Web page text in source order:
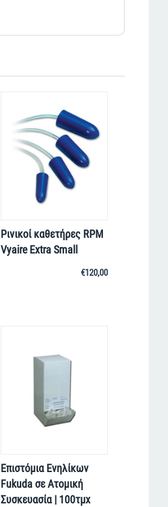
Ρινικοί καθετήρες RPM
Vyaire Extra Small
€120,00
Επιστόμια Ενηλίκων
Fukuda σε Ατομική
Συσκευασία | 100τμχ